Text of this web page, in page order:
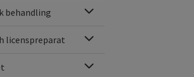
behandling
licenspreparat